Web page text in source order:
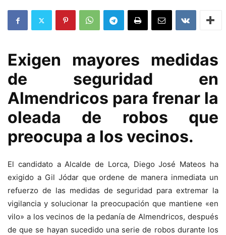
Exigen mayores medidas
de seguridad en
Almendricos para frenar la
oleada de robos que
preocupa a los vecinos.
El candidato a Alcalde de Lorca, Diego José Mateos ha
exigido a Gil Jódar que ordene de manera inmediata un
refuerzo de las medidas de seguridad para extremar la
vigilancia y solucionar la preocupación que mantiene «en
vilo» a los vecinos de la pedanía de Almendricos, después
de que se hayan sucedido una serie de robos durante los